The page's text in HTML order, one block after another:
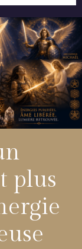
plus